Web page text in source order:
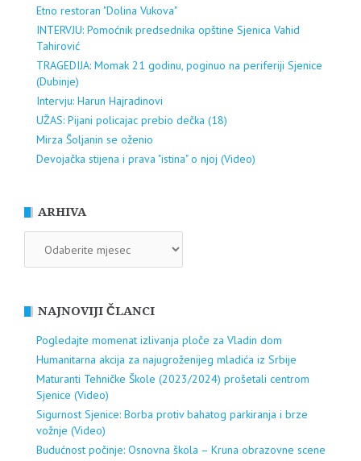
Etno restoran "Dolina Vukova"
INTERVJU: Pomoćnik predsednika opštine Sjenica Vahid
Tahirović
TRAGEDIJA: Momak 21 godinu, poginuo na periferiji Sjenice
(Dubinje)
Intervju: Harun Hajradinovi
UŽAS: Pijani policajac prebio dečka (18)
Mirza Šoljanin se oženio
Devojačka stijena i prava "istina" o njoj (Video)
ARHIVA
NAJNOVIJI ČLANCI
Pogledajte momenat izlivanja ploče za Vladin dom
Humanitarna akcija za najugroženijeg mladića iz Srbije
Maturanti Tehničke Škole (2023/2024) prošetali centrom
Sjenice (Video)
Sigurnost Sjenice: Borba protiv bahatog parkiranja i brze
vožnje (Video)
Budućnost počinje: Osnovna škola – Kruna obrazovne scene